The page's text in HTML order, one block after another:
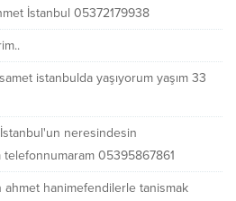
İstanbul 05372179938
istanbulda yaşıyorum yaşım 33
İstanbul'un neresindesin
telefonnumaram 05395867861
hanimefendilerle tanismak